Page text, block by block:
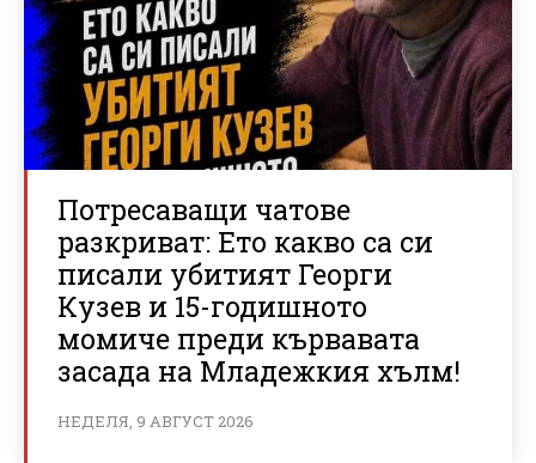
Потресаващи чатове
разкриват: Ето какво са си
писали убитият Георги
Кузев и 15-годишното
момиче преди кървавата
засада на Младежкия хълм!
НЕДЕЛЯ, 9 АВГУСТ 2026